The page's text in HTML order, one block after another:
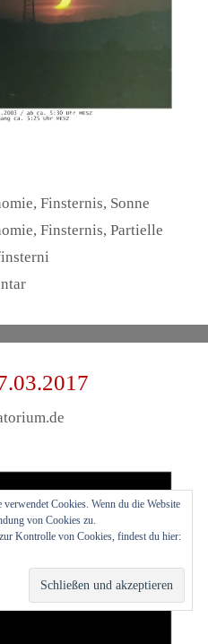
,Finsternis, Sonne
,Finsternis,Partielle
Cookies. Wenn du die Website
von Cookies zu.
Kontrolle von Cookies, findest du hier: